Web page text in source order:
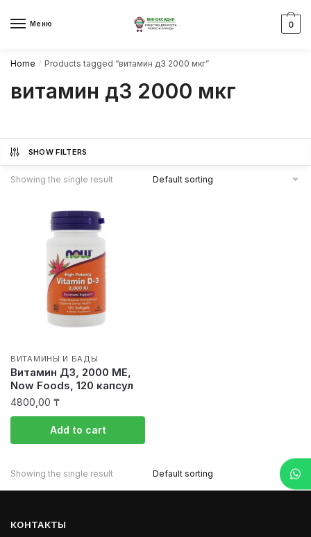
Меню 0
Home / Products tagged “витамин д3 2000 мкг”
витамин д3 2000 мкг
SHOW FILTERS
Showing the single result
ВИТАМИНЫ И БАДЫ
Витамин Д3, 2000 МЕ,
Now Foods, 120 капсул
4800,00 ₸
Add to cart
Showing the single result
КОНТАКТЫ